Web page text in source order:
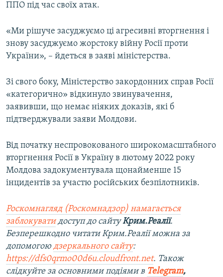
ППО під час своїх атак.
«Ми рішуче засуджуємо ці агресивні вторгнення і
знову засуджуємо жорстоку війну Росії проти
України», – йдеться в заяві міністерства.
Зі свого боку, Міністерство закордонних справ Росії
«категорично» відкинуло звинувачення,
заявивши, що немає ніяких доказів, які б
підтверджували заяви Молдови.
Від початку неспровокованого широкомасштабного
вторгнення Росії в Україну в лютому 2022 року
Молдова задокументувала щонайменше 15
інцидентів за участю російських безпілотників.
Роскомнагляд (Роскомнадзор) намагається
заблокуватидоступ до сайтуКрим.Реалії.
Безперешкодно читати Крим.Реалії можна за
допомогою дзеркального сайту:
https://dfs0qrmo00d6u.cloudfront.net. Також
слідкуйте за основними подіями в Telegram,